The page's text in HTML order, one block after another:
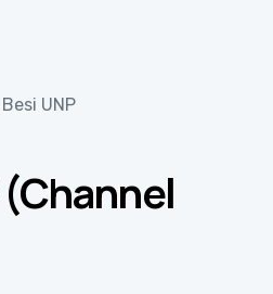
(Channel